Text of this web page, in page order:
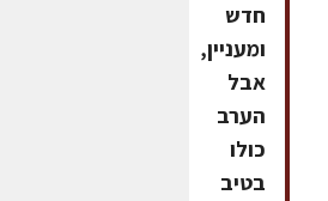
חדש
ומעניין,
אבל
הערב
כולו
בטיב